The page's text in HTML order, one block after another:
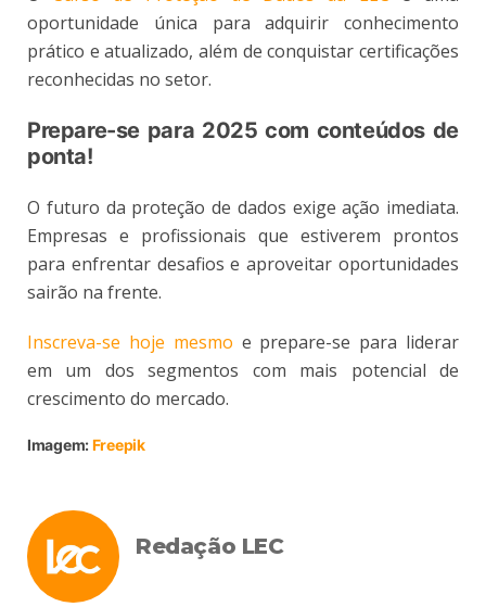
oportunidade única para adquirir conhecimento
prático e atualizado, além de conquistar certificações
reconhecidas no setor.
Prepare-se para 2025 com conteúdos de
ponta!
O futuro da proteção de dados exige ação imediata.
Empresas e profissionais que estiverem prontos
para enfrentar desafios e aproveitar oportunidades
sairão na frente.
Inscreva-se hoje mesmo e prepare-se para liderar
em um dos segmentos com mais potencial de
crescimento do mercado.
Imagem:Freepik
Redação LEC